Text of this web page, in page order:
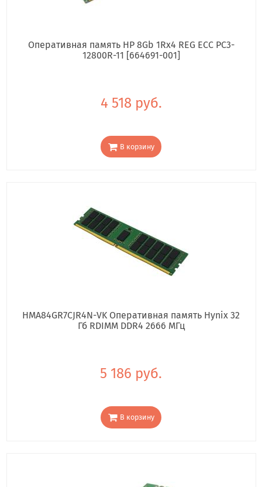
Оперативная память HP 8Gb 1Rx4 REG ECC PC3-
12800R-11 [664691-001]
4 518 руб.
В корзину
HMA84GR7CJR4N-VK Оперативная память Hynix 32
Гб RDIMM DDR4 2666 МГц
5 186 руб.
В корзину